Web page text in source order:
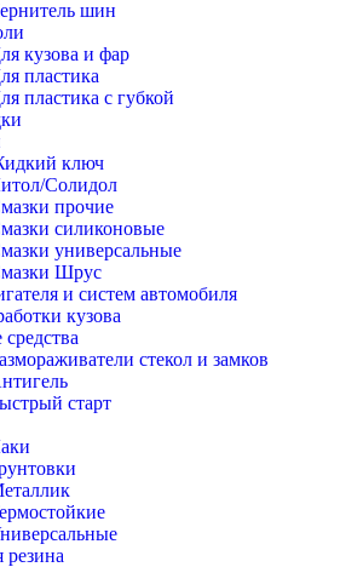
шин
кузова и фар
пластика
пластика с губкой
ключ
Солидол
прочие
силиконовые
универсальные
Шрус
и систем автомобиля
кузова
стекол и замков
старт